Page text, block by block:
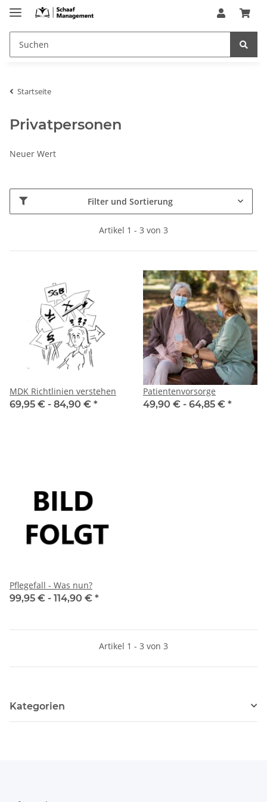
Startseite
Privatpersonen
Neuer Wert
Filter und Sortierung
Artikel 1 - 3 von 3
MDK Richtlinien verstehen
69,95 € - 84,90 € *
Patientenvorsorge
49,90 € - 64,85 € *
Pflegefall - Was nun?
99,95 € - 114,90 € *
Artikel 1 - 3 von 3
Kategorien